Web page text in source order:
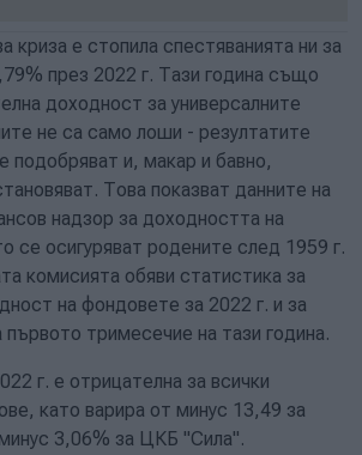
криза е стопила спестяванията ни за
през 2022 г. Тази година също
доходност за универсалните
не са само лоши - резултатите
подобряват и, макар и бавно,
Това показват данните на
надзор за доходността на
се осигуряват родените след 1959 г.
комисията обяви статистика за
на фондовете за 2022 г. и за
първото тримесечие на тази година.
г. е отрицателна за всички
като варира от минус 13,49 за
3,06% за ЦКБ "Сила".